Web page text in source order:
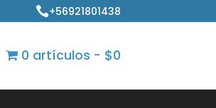
+56921801438
0 artículos $0